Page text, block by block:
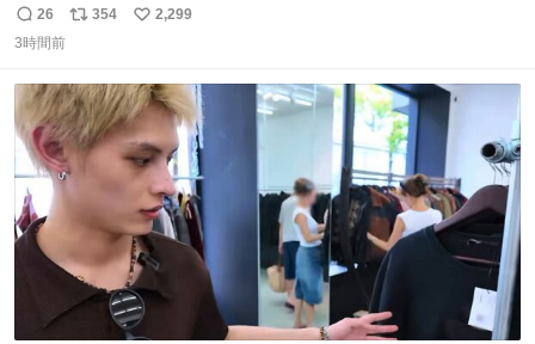
クを開店前に実施、店内まで見張りにきてます。不法滞在
者は覚悟してお越しください。
返
信
26
リ
ト
数
354
い
数
2,299
3時間前